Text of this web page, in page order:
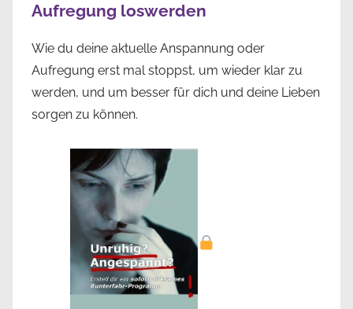
Aufregung loswerden
Wie du deine aktuelle Anspannung oder
Aufregung erst mal stoppst, um wieder klar zu
werden, und um besser für dich und deine Lieben
sorgen zu können.